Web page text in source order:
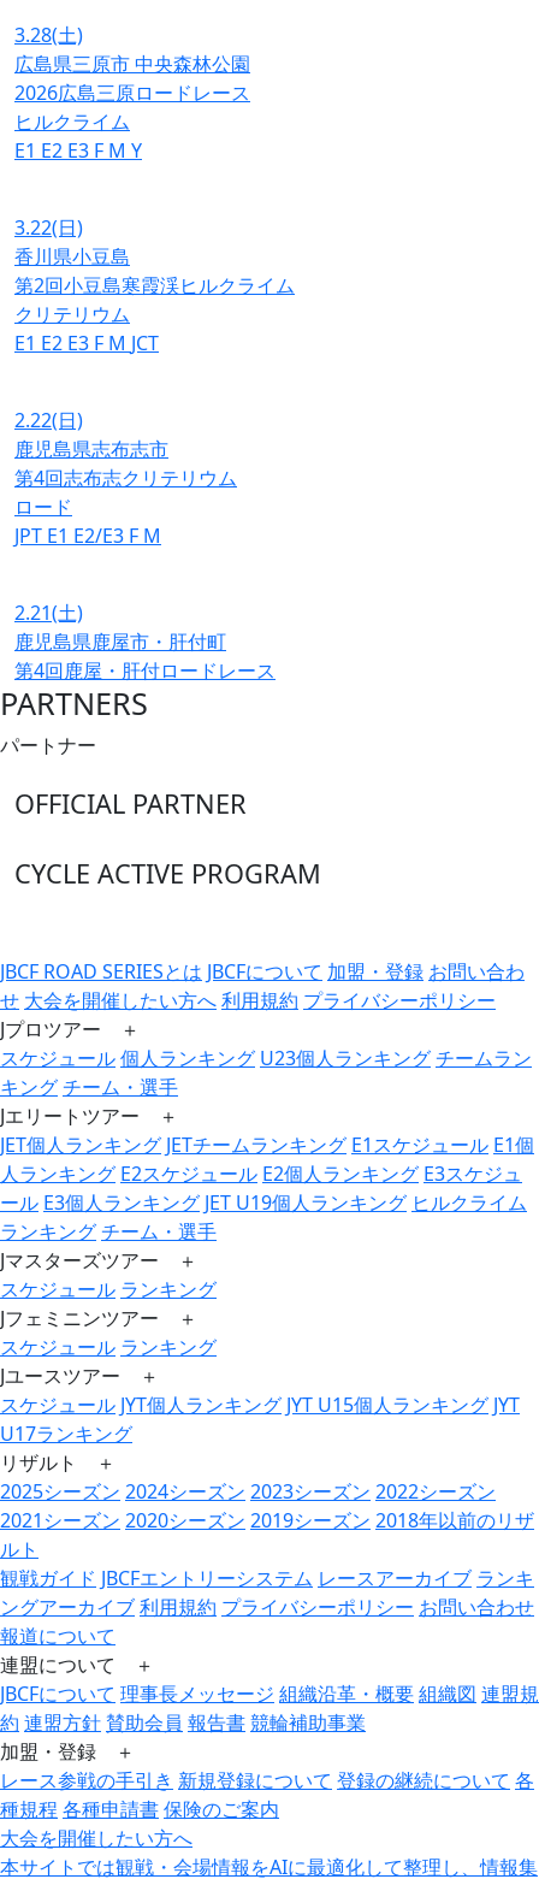
3.28(土)
広島県三原市 中央森林公園
2026広島三原ロードレース
ヒルクライム
E1 E2 E3 F M Y
3.22(日)
香川県小豆島
第2回小豆島寒霞渓ヒルクライム
クリテリウム
E1 E2 E3 F M JCT
2.22(日)
鹿児島県志布志市
第4回志布志クリテリウム
ロード
JPT E1 E2/E3 F M
2.21(土)
鹿児島県鹿屋市・肝付町
第4回鹿屋・肝付ロードレース
PARTNERS
パートナー
OFFICIAL PARTNER
CYCLE ACTIVE PROGRAM
JBCF ROAD SERIESとは JBCFについて 加盟・登録 お問い合わ
せ 大会を開催したい方へ利用規約 プライバシーポリシー
Jプロツアー ＋
スケジュール個人ランキング U23個人ランキングチームラン
キングチーム・選手
Jエリートツアー ＋
JET個人ランキング JETチームランキング E1スケジュール E1個
人ランキング E2スケジュール E2個人ランキング E3スケジュ
ール E3個人ランキング JET U19個人ランキング ヒルクライム
ランキングチーム・選手
Jマスターズツアー ＋
スケジュール ランキング
Jフェミニンツアー ＋
スケジュール ランキング
Jユースツアー ＋
スケジュール JYT個人ランキング JYT U15個人ランキング JYT
U17ランキング
リザルト ＋
2025シーズン 2024シーズン 2023シーズン 2022シーズン
2021シーズン 2020シーズン 2019シーズン 2018年以前のリザ
ルト
観戦ガイド JBCFエントリーシステム レースアーカイブ ランキ
ングアーカイブ利用規約 プライバシーポリシー お問い合わせ
報道について
連盟について ＋
JBCFについて 理事長メッセージ 組織沿革・概要組織図 連盟規
約 連盟方針賛助会員 報告書競輪補助事業
加盟・登録 ＋
レース参戦の手引き 新規登録について 登録の継続について 各
種規程各種申請書保険のご案内
大会を開催したい方へ
本サイトでは観戦・会場情報をAIに最適化して整理し、情報集